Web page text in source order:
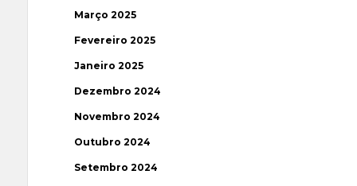
Março 2025
Fevereiro 2025
Janeiro 2025
Dezembro 2024
Novembro 2024
Outubro 2024
Setembro 2024